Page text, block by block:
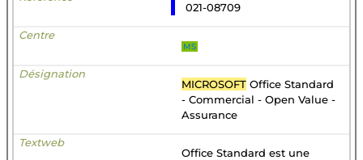
021-08709
MS
MICROSOFT Office Standard
- Commercial - Open Value -
Assurance
Office Standard est une